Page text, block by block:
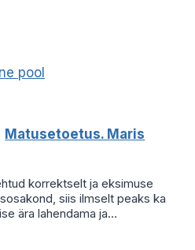
pool
Matusetoetus. Maris
korrektselt ja eksimuse
siis ilmselt peaks ka
ära lahendama ja…